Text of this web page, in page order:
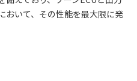
おいて、その性能を最大限に発